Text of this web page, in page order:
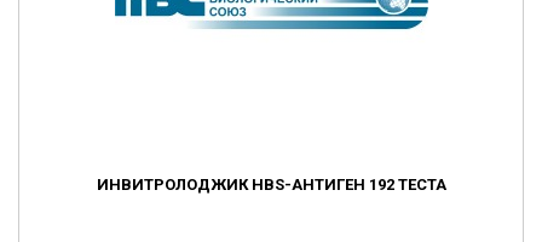
ИНВИТРОЛОДЖИК HBS-АНТИГЕН 192 ТЕСТА